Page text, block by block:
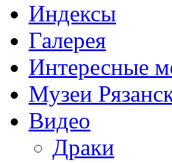
Индексы
Галерея
Интересные
Музеи
Видео
Драки